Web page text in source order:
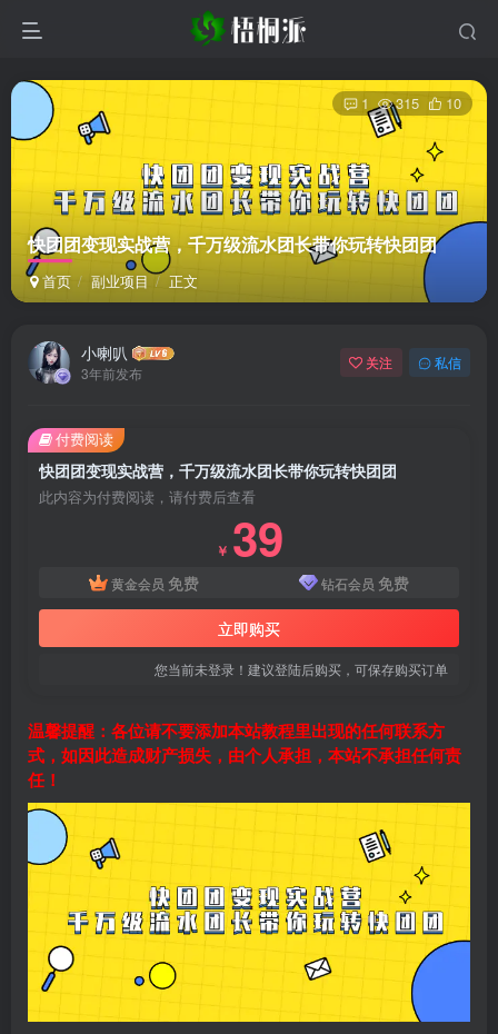
快团团变现实战营，千万级流水团长带你玩转快团团
首页 副业项目 正文
1 315 10
小喇叭
3年前发布
关注 私信
快团团变现实战营，千万级流水团长带你玩转快团团
此内容为付费阅读，请付费后查看
￥ 39
黄金会员 免费 钻石会员 免费
立即购买
您当前未登录！建议登陆后购买，可保存购买订单
付费阅读
温馨提醒：各位请不要添加本站教程里出现的任何联系方
式，如因此造成财产损失，由个人承担，本站不承担任何责
任！